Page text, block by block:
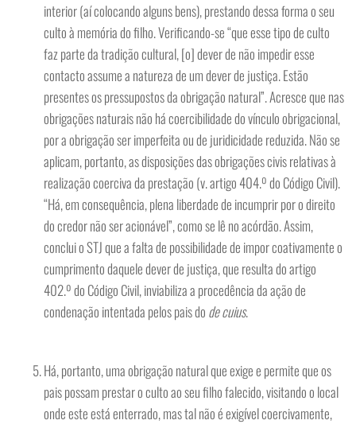
interior (aí colocando alguns bens), prestando dessa forma o seu
culto à memória do filho. Verificando-se “que esse tipo de culto
faz parte da tradição cultural, [o] dever de não impedir esse
contacto assume a natureza de um dever de justiça. Estão
presentes os pressupostos da obrigação natural”. Acresce que nas
obrigações naturais não há coercibilidade do vínculo obrigacional,
por a obrigação ser imperfeita ou de juridicidade reduzida. Não se
aplicam, portanto, as disposições das obrigações civis relativas à
realização coerciva da prestação (v. artigo 404.º do Código Civil).
“Há, em consequência, plena liberdade de incumprir por o direito
do credor não ser acionável”, como se lê no acórdão. Assim,
conclui o STJ que a falta de possibilidade de impor coativamente o
cumprimento daquele dever de justiça, que resulta do artigo
402.º do Código Civil, inviabiliza a procedência da ação de
condenação intentada pelos pais do de cuius.
Há, portanto, uma obrigação natural que exige e permite que os
pais possam prestar o culto ao seu filho falecido, visitando o local
onde este está enterrado, mas tal não é exigível coercivamente,